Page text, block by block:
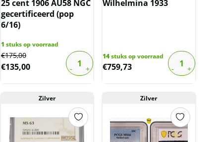
25 cent 1906 AU58 NGC
gecertificeerd (pop
6/16)
1 stuks op voorraad
€175,00
Original
price
€135,00
Current
price
Wilhelmina 1933
14stuks op voorraad
€759,73
Zilver Zilver